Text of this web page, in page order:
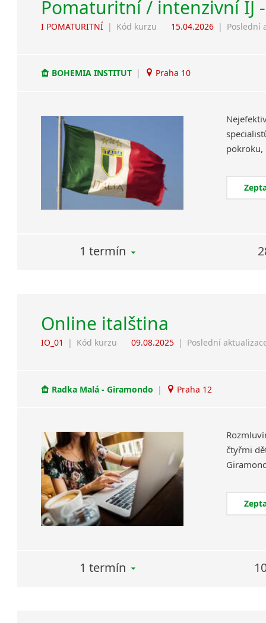
Pomaturitní / intenzivní IJ
I POMATURITNÍ | Kód kurzu 15.04.2026 | Poslední
BOHEMIA INSTITUT | Praha 10
1 termín
Online italština
IO_01 | Kód kurzu 09.08.2025 | Poslední
Radka Malá - Giramondo | Praha 12
čtyřmi
1 termín